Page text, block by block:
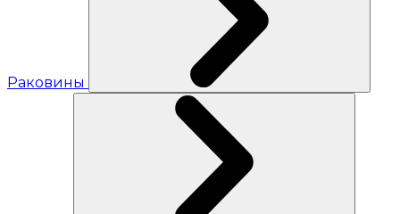
Раковины